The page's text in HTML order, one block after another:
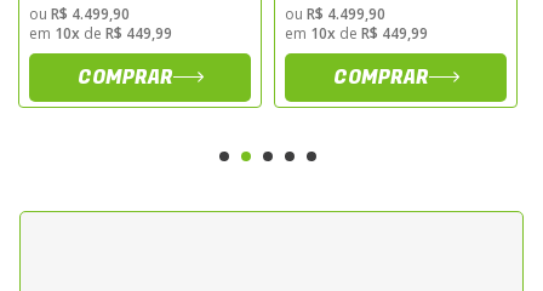
Construído emHigh Performance
Fiberglass Composite, material de alta
de impacto, resistência estrutural e baixo
ou R$ 4.499,90
em 10x de R$ 449,99
COMPRAR
ou R$ 4.499,90
em 10x de R$ 449,99
COMPRAR